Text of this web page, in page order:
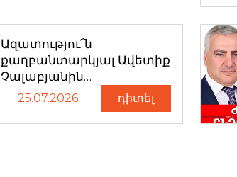
Ազատությու՜ն
քաղբանտարկյալ Ավետիք
Չալաբյանին…
25.07.2026 դիտել